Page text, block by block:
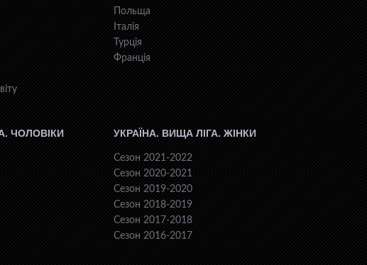
Польща
Італія
Турція
Франція
ЧОЛОВІКИ УКРАЇНА. ВИЩА ЛІГА. ЖІНКИ
Сезон 2021-2022
Сезон 2020-2021
Сезон 2019-2020
Сезон 2018-2019
Сезон 2017-2018
Сезон 2016-2017